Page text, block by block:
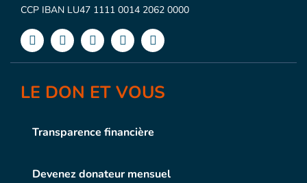
CCP IBAN LU47 1111 0014 2062 0000
LE DON ET VOUS
Transparence financière
Devenez donateur mensuel